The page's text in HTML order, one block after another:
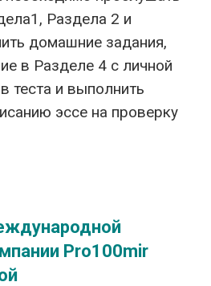
Раздела 2 и
домашние задания,
в Разделе 4 с личной
теста и выполнить
эссе на проверку
Pro100mir